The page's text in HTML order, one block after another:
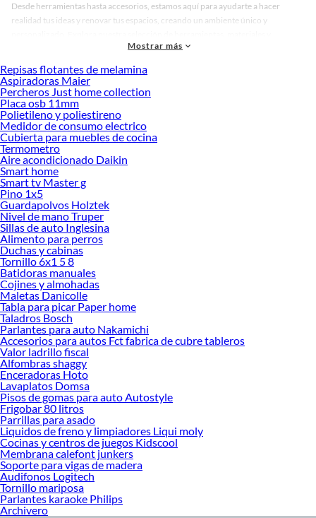
Desde herramientas hasta accesorios, estamos aquí para ayudarte a hacer
realidad tus ideas y renovar tus espacios, creando un ambiente único y
accesorios de calidad que te ayudarán a crear un espacio más tú.
Desde remodelaciones hasta proyectos de decoración, estamos aquí para hacer
tus ideas realidad. ¡Visítanos y encuentra todo lo que tenemos para ofrecerte en
Muebles de Dormitorio!
Explora la variedad de productos de Muebles de Dormitorio en Sodimac
Herramientas, materiales y accesorios de calidad para tus proyectos y
renovación de espacios. ¡Visítanos y descubre todo lo que tenemos para
ofrecerte!
Encuentra una amplia variedad de productos de Muebles de Dormitorio en
Sodimac. Encuentra todo lo necesario para tus proyectos de renovación y
decoración. ¡Visítanos y haz tus ideas realidad!
Mostrar más
Repisas flotantes de melamina
Aspiradoras Maier
Percheros Just home collection
Placa osb 11mm
Polietileno y poliestireno
Medidor de consumo electrico
Cubierta para muebles de cocina
Termometro
Aire acondicionado Daikin
Smart home
Smart tv Master g
Pino 1x5
Guardapolvos Holztek
Nivel de mano Truper
Sillas de auto Inglesina
Alimento para perros
Duchas y cabinas
Tornillo 6x1 5 8
Batidoras manuales
Cojines y almohadas
Maletas Danicolle
Tabla para picar Paper home
Taladros Bosch
Parlantes para auto Nakamichi
Accesorios para autos Fct fabrica de cubre tableros
Valor ladrillo fiscal
Alfombras shaggy
Enceradoras Hoto
Lavaplatos Domsa
Pisos de gomas para auto Autostyle
Frigobar 80 litros
Parrillas para asado
Liquidos de freno y limpiadores Liqui moly
Cocinas y centros de juegos Kidscool
Membrana calefont junkers
Soporte para vigas de madera
Audifonos Logitech
Tornillo mariposa
Parlantes karaoke Philips
Archivero